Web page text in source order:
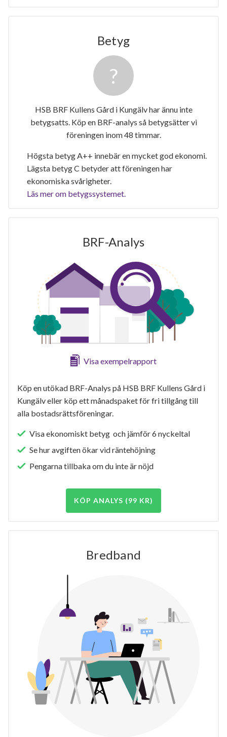
Betyg
HSB BRF Kullens Gård i Kungälv har ännu inte
betygsatts. Köp en BRF-analys så betygsätter vi
föreningen inom 48 timmar.
Högsta betyg A++ innebär en mycket god ekonomi.
Lägsta betyg C betyder att föreningen har
ekonomiska svårigheter.
Läs mer om betygssystemet.
BRF-Analys
Visa exempelrapport
Köp en utökad BRF-Analys på HSB BRF Kullens Gård i
Kungälv eller köp ett månadspaket för fri tillgång till
alla bostadsrättsföreningar.
Visa ekonomiskt betyg och jämför 6 nyckeltal
Se hur avgiften ökar vid räntehöjning
Pengarna tillbaka om du inte är nöjd
KÖP ANALYS (99 KR)
Bredband